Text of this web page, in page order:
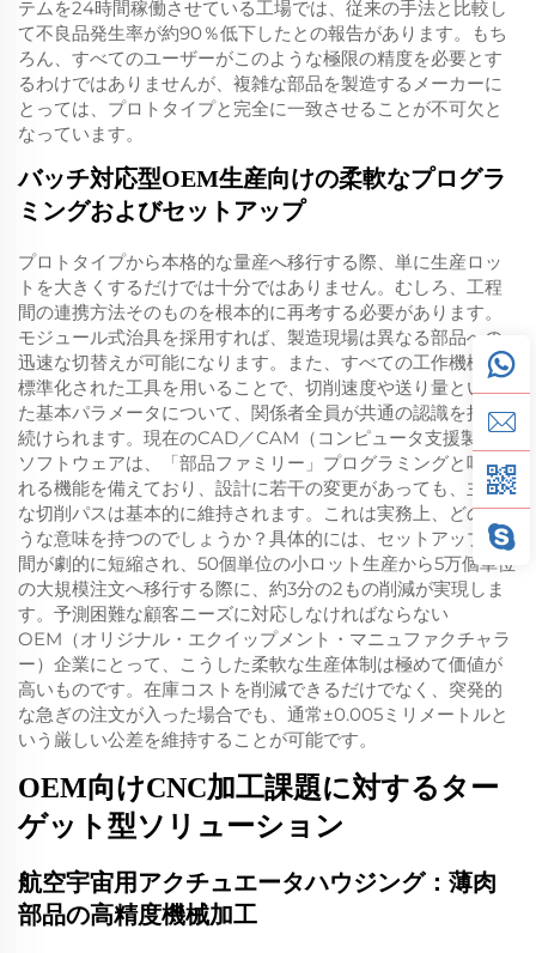
テムを24時間稼働させている工場では、従来の手法と比較し
て不良品発生率が約90％低下したとの報告があります。もち
ろん、すべてのユーザーがこのような極限の精度を必要とす
るわけではありませんが、複雑な部品を製造するメーカーに
とっては、プロトタイプと完全に一致させることが不可欠と
なっています。
バッチ対応型OEM生産向けの柔軟なプログラ
ミングおよびセットアップ
プロトタイプから本格的な量産へ移行する際、単に生産ロッ
トを大きくするだけでは十分ではありません。むしろ、工程
間の連携方法そのものを根本的に再考する必要があります。
モジュール式治具を採用すれば、製造現場は異なる部品への
迅速な切替えが可能になります。また、すべての工作機械で
標準化された工具を用いることで、切削速度や送り量といっ
た基本パラメータについて、関係者全員が共通の認識を持ち
続けられます。現在のCAD／CAM（コンピュータ支援製造）
ソフトウェアは、「部品ファミリー」プログラミングと呼ば
れる機能を備えており、設計に若干の変更があっても、主要
な切削パスは基本的に維持されます。これは実務上、どのよ
うな意味を持つのでしょうか？具体的には、セットアップ時
間が劇的に短縮され、50個単位の小ロット生産から5万個単位
の大規模注文へ移行する際に、約3分の2もの削減が実現しま
す。予測困難な顧客ニーズに対応しなければならない
OEM（オリジナル・エクイップメント・マニュファクチャラ
ー）企業にとって、こうした柔軟な生産体制は極めて価値が
高いものです。在庫コストを削減できるだけでなく、突発的
な急ぎの注文が入った場合でも、通常±0.005ミリメートルと
いう厳しい公差を維持することが可能です。
OEM向けCNC加工課題に対するター
ゲット型ソリューション
航空宇宙用アクチュエータハウジング：薄肉
部品の高精度機械加工